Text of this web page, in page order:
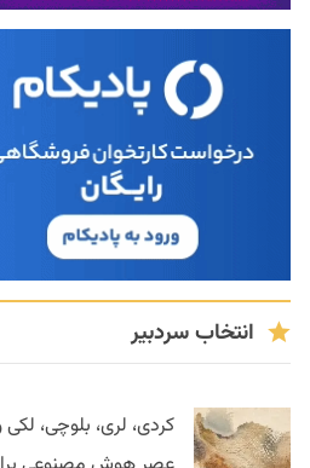
انتخاب سردبیر
کردی، لری، بلوچی،